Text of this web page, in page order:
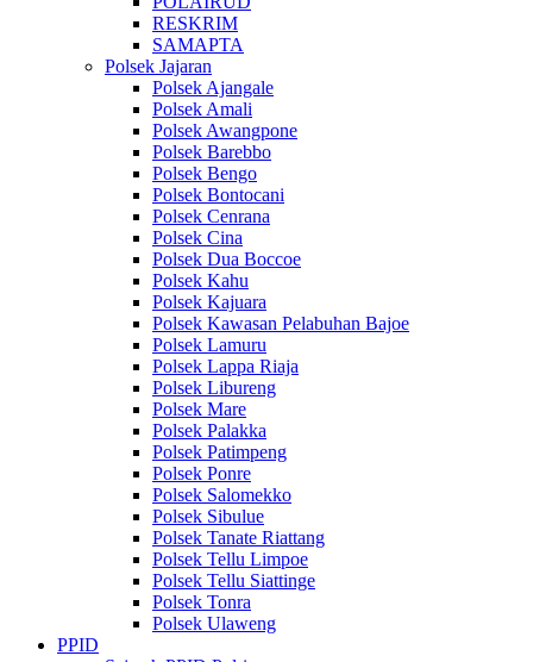
RESKRIM
SAMAPTA
Polsek Jajaran
Polsek Ajangale
Polsek Amali
Polsek Awangpone
Polsek Barebbo
Polsek Bengo
Polsek Bontocani
Polsek Cenrana
Polsek Cina
Polsek Dua Boccoe
Polsek Kahu
Polsek Kajuara
Polsek Kawasan Pelabuhan Bajoe
Polsek Lamuru
Polsek Lappa Riaja
Polsek Libureng
Polsek Mare
Polsek Palakka
Polsek Patimpeng
Polsek Ponre
Polsek Salomekko
Polsek Sibulue
Polsek Tanate Riattang
Polsek Tellu Limpoe
Polsek Tellu Siattinge
Polsek Tonra
Polsek Ulaweng
PPID